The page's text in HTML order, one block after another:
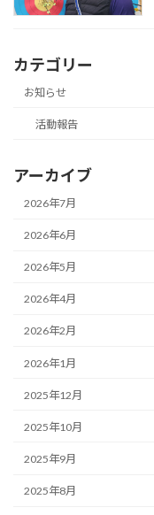
カテゴリー
お知らせ
活動報告
アーカイブ
2026年7月
2026年6月
2026年5月
2026年4月
2026年2月
2026年1月
2025年12月
2025年10月
2025年9月
2025年8月